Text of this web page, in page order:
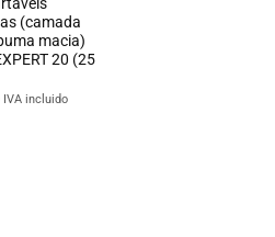
(camada
macia)
20 (25
IVA incluido